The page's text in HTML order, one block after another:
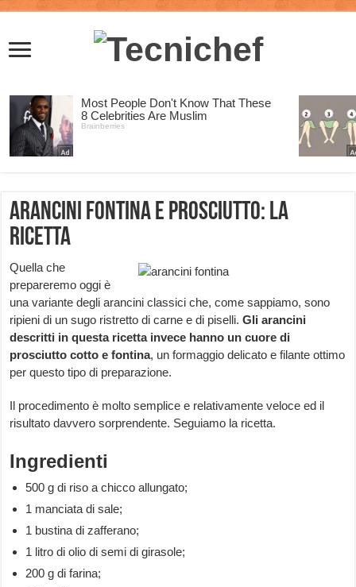
Arancini fontina e prosciutto: la
ricetta
Quella che
prepareremo oggi è
una variante degli arancini classici che, come sappiamo, sono
ripieni di un sugo ristretto di carne e di piselli. Gli arancini
descritti in questa ricetta invece hanno un cuore di
prosciutto cotto e fontina, un formaggio delicato e filante ottimo
per questo tipo di preparazione.
Il procedimento è molto semplice e relativamente veloce ed il
risultato davvero sorprendente. Seguiamo la ricetta.
Ingredienti
500 g di riso a chicco allungato;
1 manciata di sale;
1 bustina di zafferano;
1 litro di olio di semi di girasole;
200 g di farina;